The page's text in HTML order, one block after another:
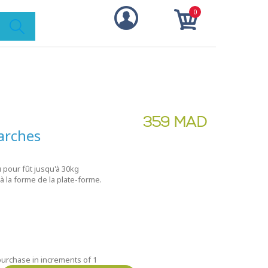
0
359 MAD
fût jusqu'à 30kg
la forme de la plate-forme.
in increments of 1